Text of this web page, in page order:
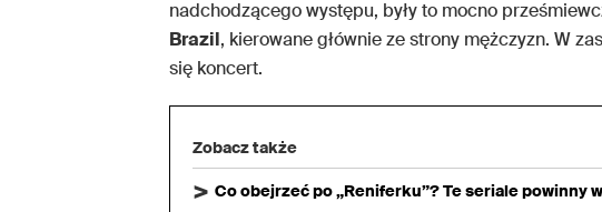
nadchodzącego występu, były to mocno
Brazil, kierowane głównie ze strony mężczyzn. W
się koncert.
Zobacz także
Co obejrzeć po „Reniferku”? Te seriale powinny